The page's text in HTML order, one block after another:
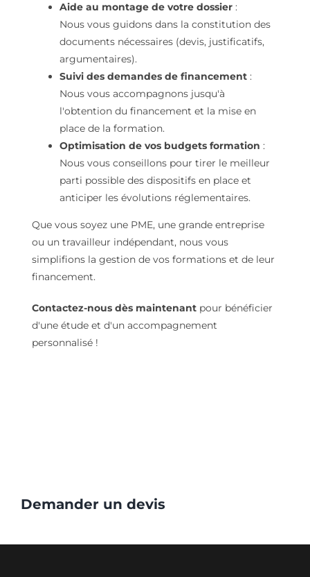
Aide au montage de votre dossier :
Nous vous guidons dans la constitution des
documents nécessaires (devis, justificatifs,
argumentaires).
Suivi des demandes de financement :
Nous vous accompagnons jusqu'à
l'obtention du financement et la mise en
place de la formation.
Optimisation de vos budgets formation :
Nous vous conseillons pour tirer le meilleur
parti possible des dispositifs en place et
anticiper les évolutions réglementaires.
Que vous soyez une PME, une grande entreprise
ou un travailleur indépendant, nous vous
simplifions la gestion de vos formations et de leur
financement.
Contactez-nous dès maintenant pour bénéficier
d'une étude et d'un accompagnement
personnalisé !
Demander un devis